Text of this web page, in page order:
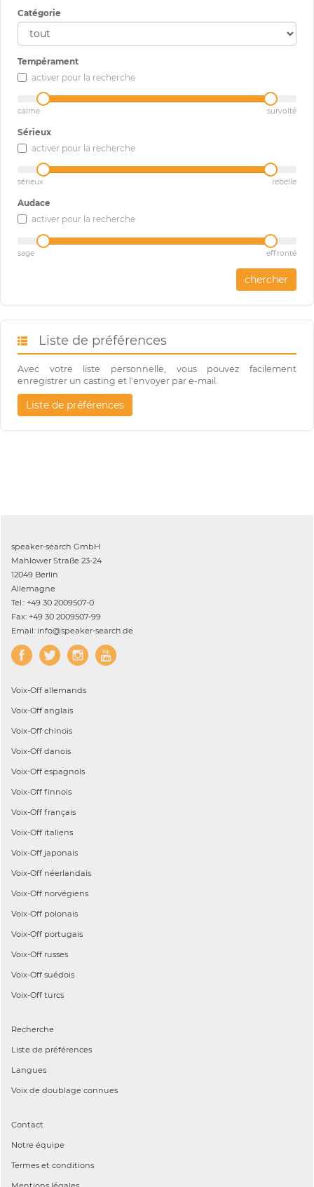
Catégorie
Tempérament
activer pour la recherche
calme survolté
Sérieux
activer pour la recherche
sérieux rebelle
Audace
activer pour la recherche
sage effronté
chercher
Liste de préférences
Avec votre liste personnelle, vous pouvez facilement
enregistrer un casting et l'envoyer par e-mail.
Liste de préférences
speaker-search GmbH
Mahlower Straße 23-24
12049 Berlin
Allemagne
Tel.: +49 30 2009507-0
Fax: +49 30 2009507-99
Email: info@speaker-search.de
Voix-Off allemands
Voix-Off anglais
Voix-Off chinois
Voix-Off danois
Voix-Off espagnols
Voix-Off finnois
Voix-Off français
Voix-Off italiens
Voix-Off japonais
Voix-Off néerlandais
Voix-Off norvégiens
Voix-Off polonais
Voix-Off portugais
Voix-Off russes
Voix-Off suédois
Voix-Off turcs
Recherche
Liste de préférences
Langues
Voix de doublage connues
Contact
Notre équipe
Termes et conditions